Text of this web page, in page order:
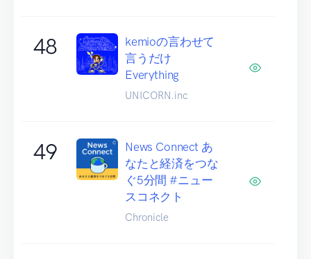
48
kemioの言わせて
言うだけ
Everything
UNICORN.inc
49
News Connect あ
なたと経済をつな
ぐ5分間 #ニュー
スコネクト
Chronicle